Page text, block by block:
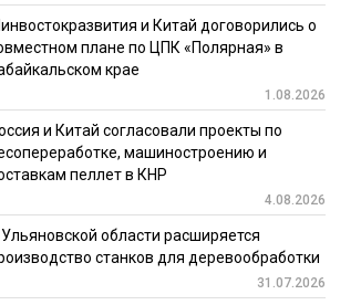
и Китай договорились о
плане по ЦПК «Полярная» в
крае
1.08.2026
и Китай согласовали проекты по
машиностроению и
пеллет в КНР
4.08.2026
Ульяновской области расширяется
станков для деревообработки
31.07.2026